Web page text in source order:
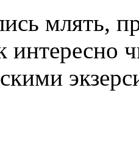
млять,
интересно